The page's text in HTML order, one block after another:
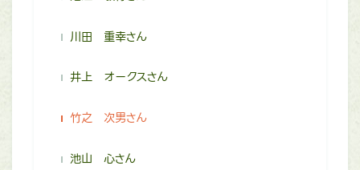
川田 重幸さん
井上 オークスさん
竹之 次男さん
池山 心さん